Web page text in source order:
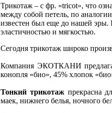
Трикотаж – с фр. «tricot», что
между собой петель, по
известен был еще до нашей эры.
эластичностью и мягкостью.
Сегодня трикотаж широко
Компания ЭКОТКАНИ
конопля «био», 45% хлопок
Тонкий трикотажпрекрасна
маек, нижнего белья, ночного